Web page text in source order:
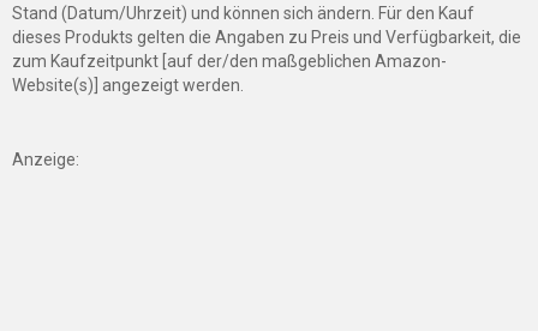
Stand (Datum/Uhrzeit) und können sich ändern. Für den Kauf
dieses Produkts gelten die Angaben zu Preis und Verfügbarkeit, die
zum Kaufzeitpunkt [auf der/den maßgeblichen Amazon-
Website(s)] angezeigt werden.
Anzeige: